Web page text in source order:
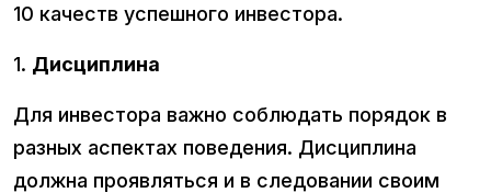
10 качеств успешного инвестора.
1. Дисциплина
Для инвестора важно соблюдать порядок в
разных аспектах поведения. Дисциплина
должна проявляться и в следовании своим